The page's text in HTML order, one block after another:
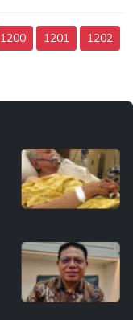
1200 1201 1202